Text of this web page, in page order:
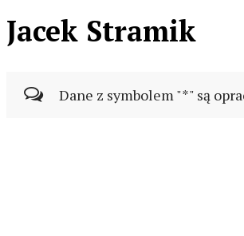
Jacek Stramik
Dane z symbolem "*" są